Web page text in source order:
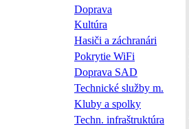
Doprava
Kultúra
Hasiči a záchranári
Pokrytie WiFi
Doprava SAD
Technické služby m.
Kluby a spolky
Techn. infraštruktúra